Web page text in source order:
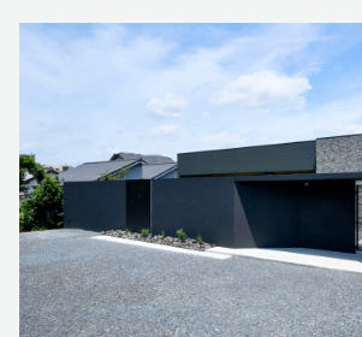
お問い合わせ
展示場アクセス
ホーム
お客様に選ばれる理由